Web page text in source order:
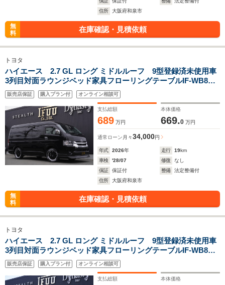
住所
大阪府和泉市
無
料
在庫確認・見積依頼
トヨタ
ハイエース 2.7 GL ロング ミドルルーフ 9型登録済未使用車
3列目対面ラウンジベッド家具フローリングテーブルIF-WB8リ
ビングサルーンフルフラットベット対面ラウンジ天井足下間接
照明バケットシートカバー後席12inモニターセンターコンソー
ル
販売店保証 購入プラン付 オンライン相談可
支払総額
689 万円
本体価格
669.0 万円
通常ローン 月々34,000円
年式 2026年 走行 19km
車検
'28/07 修復
なし
保証
保証付 整備
法定整備付
住所
大阪府和泉市
無
料
在庫確認・見積依頼
トヨタ
ハイエース 2.7 GL ロング ミドルルーフ 9型登録済未使用車
3列目対面ラウンジベッド家具フローリングテーブルIF-WB8リ
ビングサルーンフルフラットベット天井足下間接照明バケット
シートカバー後席12inモニターミラーリングセンターコンソー
ル
販売店保証 購入プラン付 オンライン相談可
支払総額 本体価格